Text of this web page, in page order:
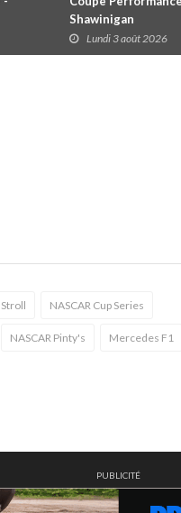
Shawinigan
Lundi 3 août 2026
NASCAR Cup Series
NASCAR Pinty's Mercedes F1
PUBLICITÉ